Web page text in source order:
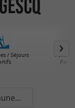
/ Séjours
Parcs